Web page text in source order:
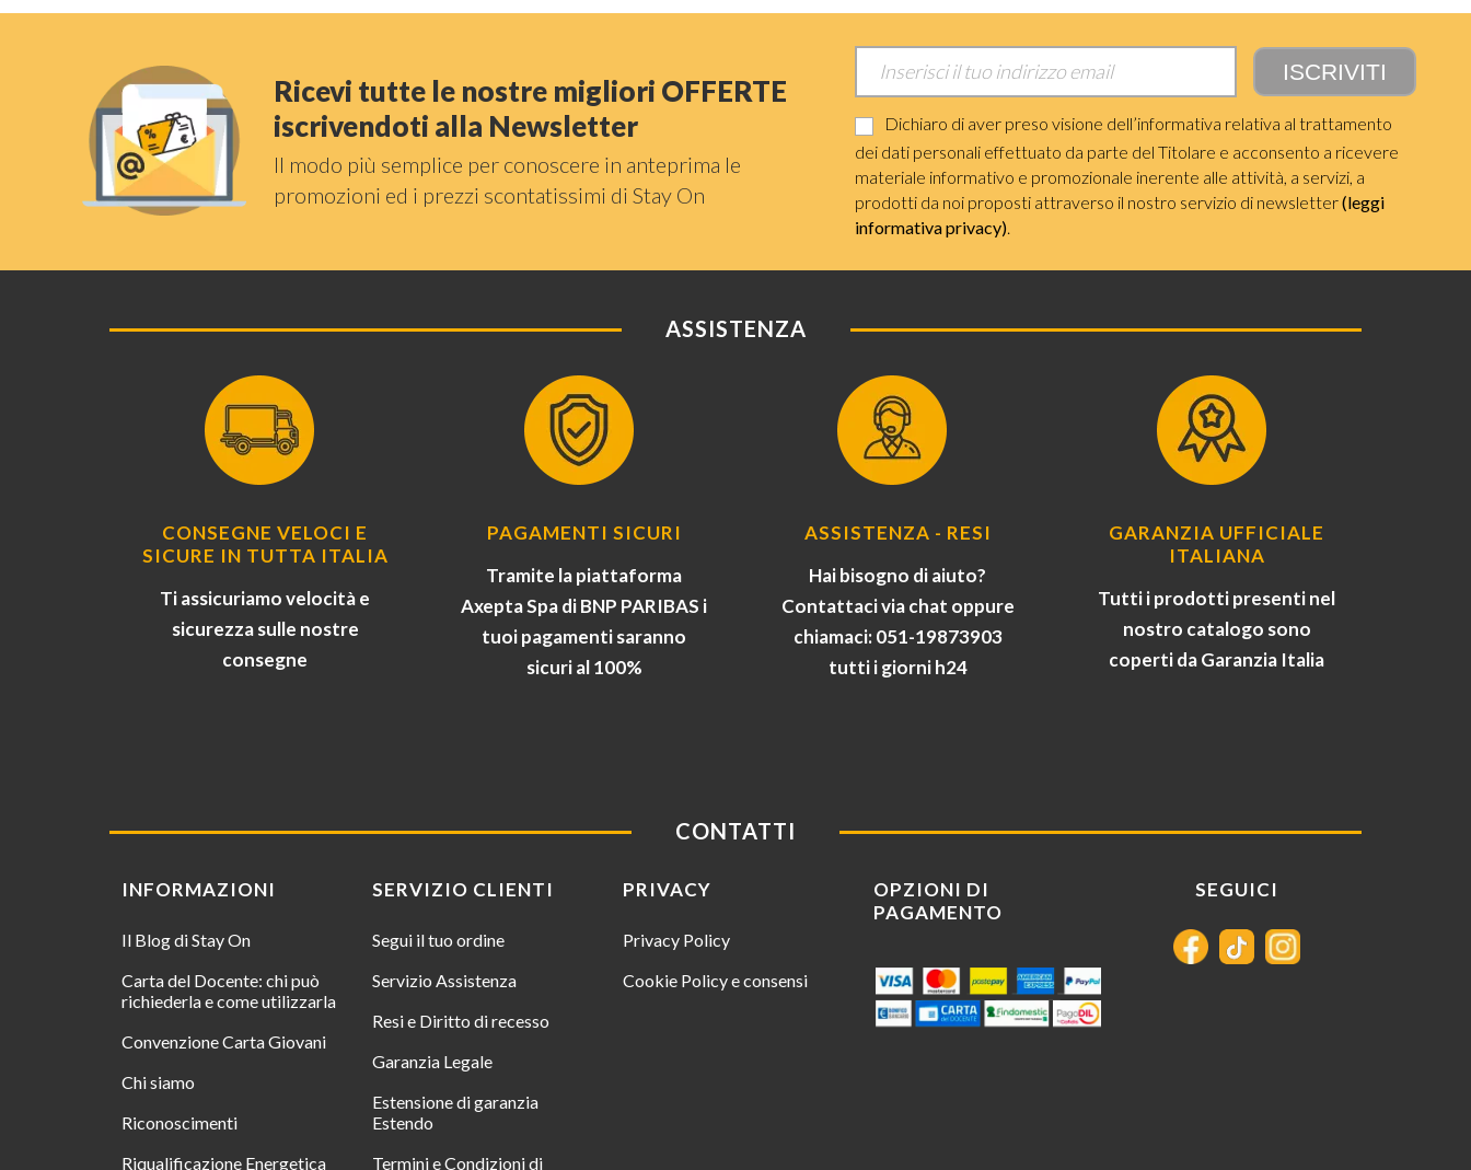
Ricevi tutte le nostre migliori OFFERTE
iscrivendoti alla Newsletter
Il modo più semplice per conoscere in anteprima le
promozioni ed i prezzi scontatissimi di Stay On
Dichiaro di aver preso visione dell’informativa relativa al trattamento
dei dati personali effettuato da parte del Titolare e acconsento a ricevere
materiale informativo e promozionale inerente alle attività, a servizi, a
prodotti da noi proposti attraverso il nostro servizio di newsletter(leggi
informativa privacy).
ASSISTENZA
CONSEGNE VELOCI E
SICURE IN TUTTA ITALIA
Ti assicuriamo velocità e
sicurezza sulle nostre
consegne
PAGAMENTI SICURI
Tramite la piattaforma
Axepta Spa di BNP PARIBAS i
tuoi pagamenti saranno
sicuri al 100%
ASSISTENZA - RESI
Hai bisogno di aiuto?
Contattaci via chat oppure
chiamaci: 051-19873903
tutti i giorni h24
GARANZIA UFFICIALE
ITALIANA
Tutti i prodotti presenti nel
nostro catalogo sono
coperti da Garanzia Italia
CONTATTI
INFORMAZIONI
Il Blog di Stay On
Carta del Docente: chi può
richiederla e come utilizzarla
Convenzione Carta Giovani
Chi siamo
Riconoscimenti
Riqualificazione Energetica
SERVIZIO CLIENTI
Segui il tuo ordine
Servizio Assistenza
Resi e Diritto di recesso
Garanzia Legale
Estensione di garanzia
Estendo
Termini e Condizioni di
PRIVACY
Privacy Policy
Cookie Policy e consensi
OPZIONI DI
PAGAMENTO
SEGUICI